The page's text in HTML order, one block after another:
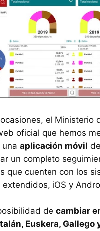
el Ministerio
oficial que hemos
aplicación móvil
un completo
que cuenten con los
iOS y
de cambiar
Euskera, Gallego